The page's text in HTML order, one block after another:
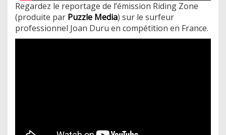
Regardez le reportage de l’émission Riding Zone
(produite par Puzzle Media) sur le surfeur
professionnel Joan Duru en compétition en France.